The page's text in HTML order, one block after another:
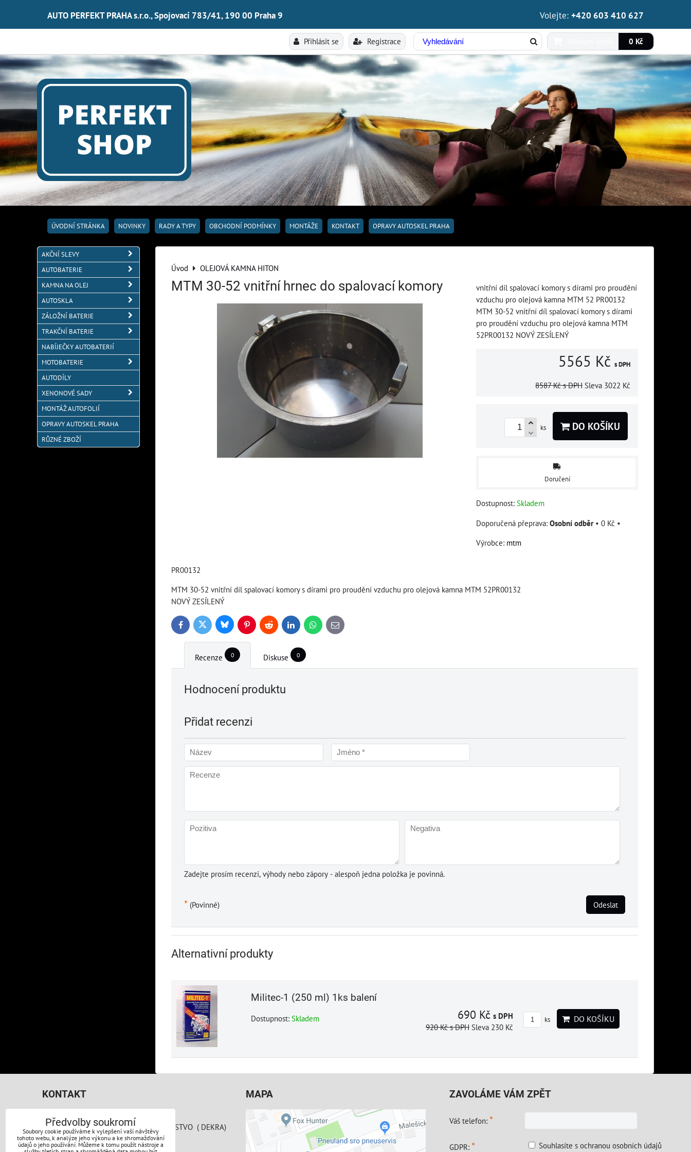
AUTO PERFEKT PRAHA s.r.o., Spojovací 783/41, 190 00 Praha 9 Volejte: +420 603 410 627
Přihlásit se Registrace 0 Kč
ÚVODNÍ STRÁNKA NOVINKY RADY A TYPY OBCHODNÍ PODMÍNKY MONTÁŽE KONTAKT OPRAVY AUTOSKEL PRAHA
Úvod OLEJOVÁ KAMNA HITON
MTM 30-52 vnitřní hrnec do spalovací komory
vnitřní díl spalovací komory s dírami pro proudění
vzduchu pro olejová kamna MTM 52 PR00132
MTM 30-52 vnitřní díl spalovací komory s dírami
pro proudění vzduchu pro olejová kamna MTM
52PR00132 NOVÝ ZESÍLENÝ
5565 Kč s DPH
8587 Kč s DPH Sleva 3022 Kč
ks DO KOŠÍKU
Doručení
Dostupnost: Skladem
Osobní odběr • 0 Kč •
Výrobce: mtm
PR00132
MTM 30-52 vnitřní díl spalovací komory s dírami pro proudění vzduchu pro olejová kamna MTM 52PR00132
NOVÝ ZESÍLENÝ
FacebookTwitter BlueskyPinterestReddit LinkedInWhatsApp
E-
mail
Recenze 0 Diskuse 0
Hodnocení produktu
Přidat recenzi
Zadejte prosím recenzi, výhody nebo zápory - alespoň jedna položka je povinná.
* (Povinné) Odeslat
Alternativní produkty
Militec-1 (250 ml) 1ks balení
Dostupnost: Skladem 690 Kč s DPH
920 Kčs DPH Sleva 230 Kč
ks DO KOŠÍKU
AKČNÍ SLEVY
AUTOBATERIE
KAMNA NA OLEJ
AUTOSKLA
ZÁLOŽNÍ BATERIE
TRAKČNÍ BATERIE
NABÍJEČKY AUTOBATERIÍ
MOTOBATERIE
AUTODÍLY
XENONOVÉ SADY
MONTÁŽ AUTOFOLIÍ
OPRAVY AUTOSKEL PRAHA
RŮZNÉ ZBOŽÍ
KONTAKT
AUTO PERFEKT PRAHA s.r.o.
SPOJOVACÍ 783/41 AREÁL AUTODRUŽSTVO ( DEKRA)
190 00 Praha 9
MAPA ZAVOLÁME VÁM ZPĚT
Váš telefon: *
GDPR: * Souhlasíte s ochranou osobních údajů
Předvolby soukromí
Soubory cookie používáme k vylepšení vaší návštěvy
tohoto webu, k analýze jeho výkonu a ke shromažďování
údajů o jeho používání. Můžeme k tomu použít nástroje a